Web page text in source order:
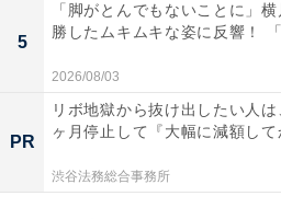
5
「脚がとんでもないことに」
勝したムキムキな姿に反響！
2026/08/03
PR
リボ地獄から抜け出したい人
ヶ月停止して『大幅に減額し
渋谷法務総合事務所